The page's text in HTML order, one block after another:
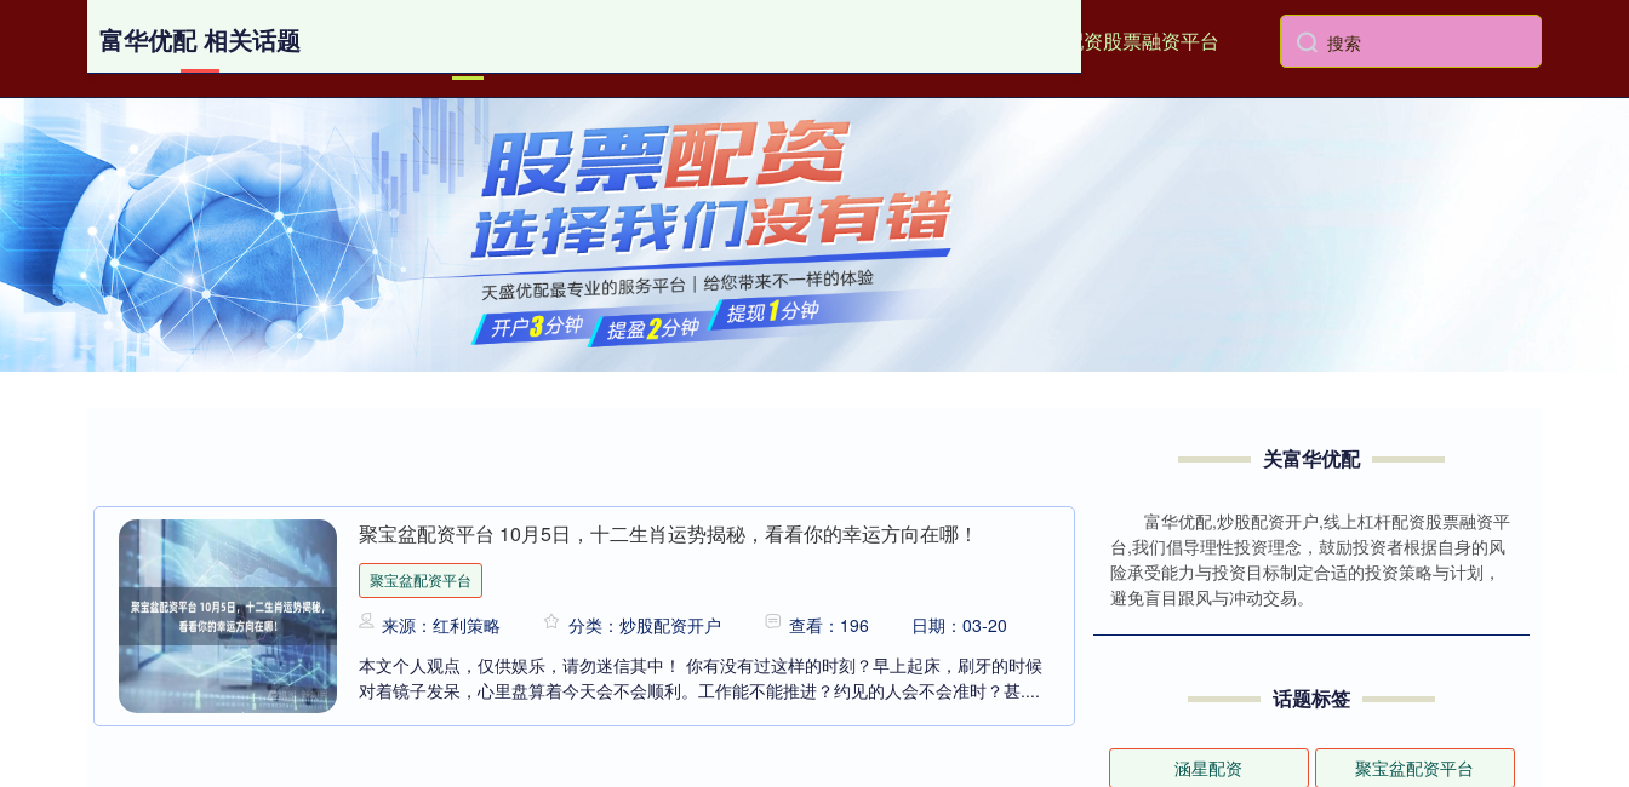
线上杠杆配资股票融资平台
富华优配 相关话题
聚宝盆配资平台 10月5日，十二生肖运势揭秘，看看你的幸运方向在哪！
聚宝盆配资平台
来源：红利策略 分类：炒股配资开户 查看：196
日期：03-20
本文个人观点，仅供娱乐，请勿迷信其中！ 你有没有过这样的时刻？早上起床，刷牙的时候
对着镜子发呆，心里盘算着今天会不会顺利。工作能不能推进？约见的人会不会准时？甚....
关富华优配
富华优配,炒股配资开户,线上杠杆配资股票融资平
台,我们倡导理性投资理念，鼓励投资者根据自身的风
险承受能力与投资目标制定合适的投资策略与计划，
避免盲目跟风与冲动交易。
话题标签
涵星配资 聚宝盆配资平台